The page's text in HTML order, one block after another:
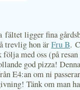
fältet ligger fina
trevlig hon ärFru B.
med oss (på
god pizza!
E4:an om ni
Tänk om man